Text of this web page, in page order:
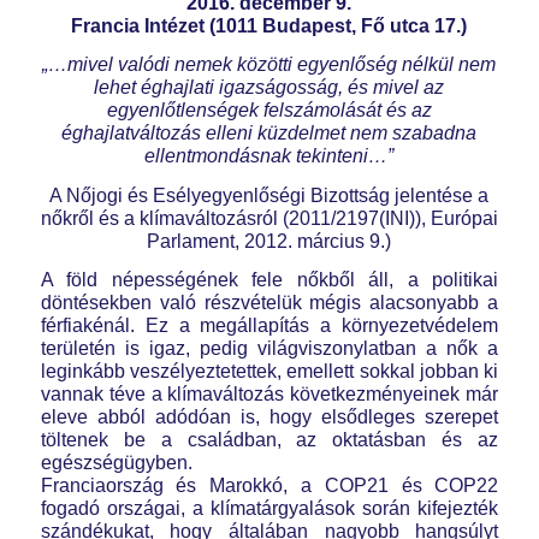
Francia Intézet (1011 Budapest, Fő utca 17.)
„…mivel valódi nemek közötti egyenlőség nélkül nem
lehet éghajlati igazságosság, és mivel az
egyenlőtlenségek felszámolását és az
éghajlatváltozás elleni küzdelmet nem szabadna
ellentmondásnak tekinteni…”
A Nőjogi és Esélyegyenlőségi Bizottság jelentése a
nőkről és a klímaváltozásról (2011/2197(INI)), Európai
Parlament, 2012. március 9.)
A föld népességének fele nőkből áll, a politikai
döntésekben való részvételük mégis alacsonyabb a
férfiakénál. Ez a megállapítás a környezetvédelem
területén is igaz, pedig világviszonylatban a nők a
leginkább veszélyeztetettek, emellett sokkal jobban ki
vannak téve a klímaváltozás következményeinek már
eleve abból adódóan is, hogy elsődleges szerepet
töltenek be a családban, az oktatásban és az
egészségügyben.
Franciaország és Marokkó, a COP21 és COP22
fogadó országai, a klímatárgyalások során kifejezték
szándékukat, hogy általában nagyobb hangsúlyt